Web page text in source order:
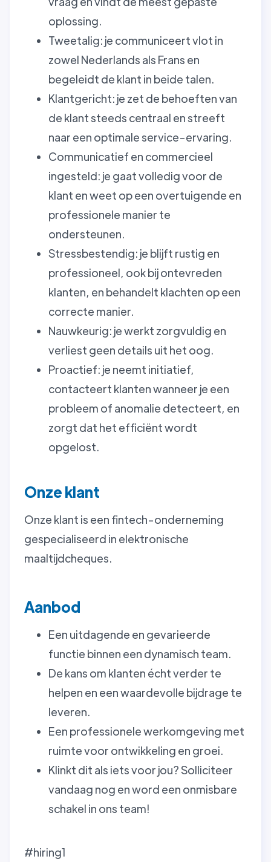
oplossing.
Tweetalig: je communiceert vlot in
zowel Nederlands als Frans en
begeleidt de klant in beide talen.
Klantgericht: je zet de behoeften van
de klant steeds centraal en streeft
naar een optimale service-ervaring.
Communicatief en commercieel
ingesteld: je gaat volledig voor de
klant en weet op een overtuigende en
professionele manier te
ondersteunen.
Stressbestendig: je blijft rustig en
professioneel, ook bij ontevreden
klanten, en behandelt klachten op een
correcte manier.
Nauwkeurig: je werkt zorgvuldig en
verliest geen details uit het oog.
Proactief: je neemt initiatief,
contacteert klanten wanneer je een
probleem of anomalie detecteert, en
zorgt dat het efficiënt wordt
opgelost.
Onze klant
Onze klant is een fintech-onderneming
gespecialiseerd in elektronische
maaltijdcheques.
Aanbod
Een uitdagende en gevarieerde
functie binnen een dynamisch team.
De kans om klanten écht verder te
helpen en een waardevolle bijdrage te
leveren.
Een professionele werkomgeving met
ruimte voor ontwikkeling en groei.
Klinkt dit als iets voor jou? Solliciteer
vandaag nog en word een onmisbare
schakel in ons team!
#hiring1